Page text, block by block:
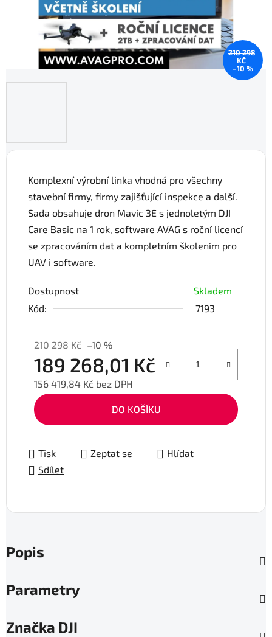
Komplexní výrobní linka vhodná pro všechny
stavební firmy, firmy zajišťující inspekce a další.
Sada obsahuje dron Mavic 3E s jednoletým DJI
Care Basic na 1 rok, software AVAG s roční licencí
se zpracováním dat a kompletním školením pro
UAV i software.
Dostupnost
Skladem
Kód:
7193
210 298 Kč –10 %
189 268,01 Kč
156 419,84 Kč bez DPH
Měrná cena:
DO KOŠÍKU
Tisk Zeptat se
Hlídat
Sdílet
210 298
KČ
–10 %
Popis
Parametry
Značka DJI